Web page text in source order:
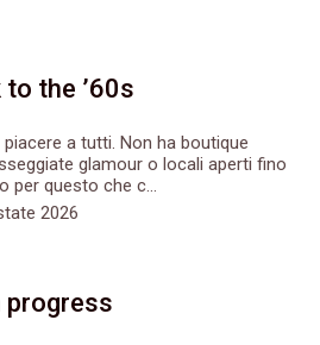
the ’60s
a tutti. Non ha boutique
glamour o locali aperti fino
per questo che c...
2026
progress